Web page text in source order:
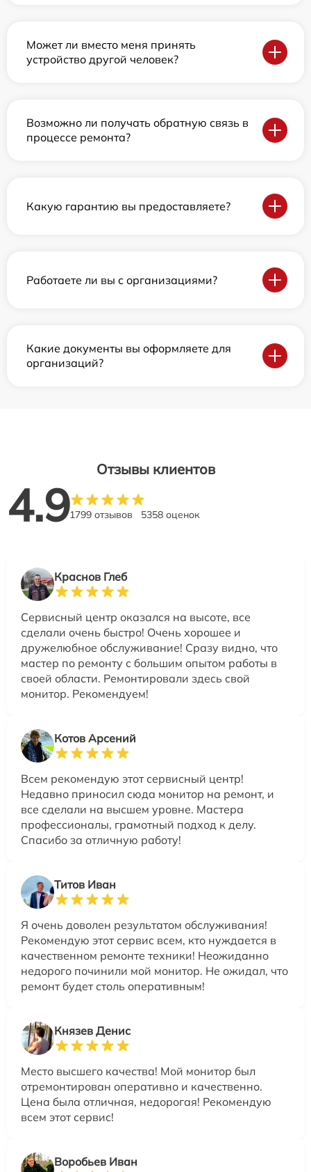
Может ли вместо меня принять
устройство другой человек?
Возможно ли получать обратную связь в
процессе ремонта?
Какую гарантию вы предоставляете?
Работаете ли вы с организациями?
Какие документы вы оформляете для
организаций?
Отзывы клиентов
4.91799 отзывов 5358 оценок
Краснов Глеб
Сервисный центр оказался на высоте, все
сделали очень быстро! Очень хорошее и
дружелюбное обслуживание! Сразу видно, что
мастер по ремонту с большим опытом работы в
своей области. Ремонтировали здесь свой
монитор. Рекомендуем!
Котов Арсений
Всем рекомендую этот сервисный центр!
Недавно приносил сюда монитор на ремонт, и
все сделали на высшем уровне. Мастера
профессионалы, грамотный подход к делу.
Спасибо за отличную работу!
Титов Иван
Я очень доволен результатом обслуживания!
Рекомендую этот сервис всем, кто нуждается в
качественном ремонте техники! Неожиданно
недорого починили мой монитор. Не ожидал, что
ремонт будет столь оперативным!
Князев Денис
Место высшего качества! Мой монитор был
отремонтирован оперативно и качественно.
Цена была отличная, недорогая! Рекомендую
всем этот сервис!
Воробьев Иван